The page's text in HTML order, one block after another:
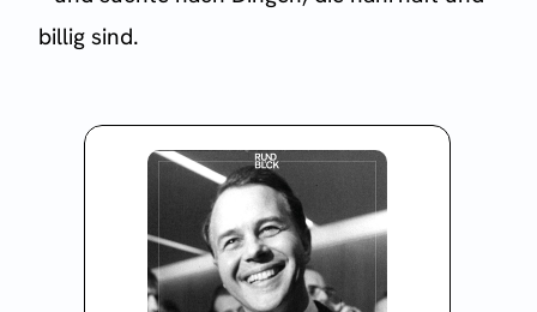
billig sind.